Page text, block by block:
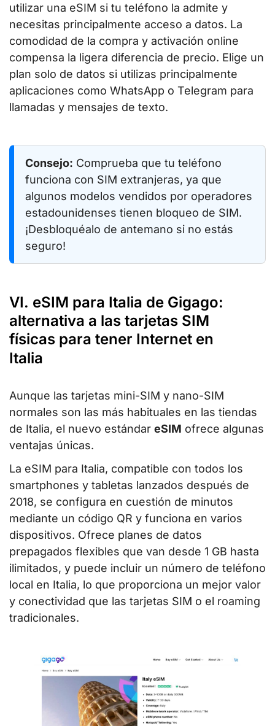
utilizar una eSIM si tu teléfono la admite y
necesitas principalmente acceso a datos. La
comodidad de la compra y activación online
compensa la ligera diferencia de precio. Elige un
plan solo de datos si utilizas principalmente
aplicaciones como WhatsApp o Telegram para
llamadas y mensajes de texto.
Consejo: Comprueba que tu teléfono
funciona con SIM extranjeras, ya que
algunos modelos vendidos por operadores
estadounidenses tienen bloqueo de SIM.
¡Desbloquéalo de antemano si no estás
seguro!
VI. eSIM para Italia de Gigago:
alternativa a las tarjetas SIM
físicas para tener Internet en
Italia
Aunque las tarjetas mini-SIM y nano-SIM
normales son las más habituales en las tiendas
de Italia, el nuevo estándar eSIM ofrece algunas
ventajas únicas.
La eSIM para Italia, compatible con todos los
smartphones y tabletas lanzados después de
2018, se configura en cuestión de minutos
mediante un código QR y funciona en varios
dispositivos. Ofrece planes de datos
prepagados flexibles que van desde 1 GB hasta
ilimitados, y puede incluir un número de teléfono
local en Italia, lo que proporciona un mejor valor
y conectividad que las tarjetas SIM o el roaming
tradicionales.